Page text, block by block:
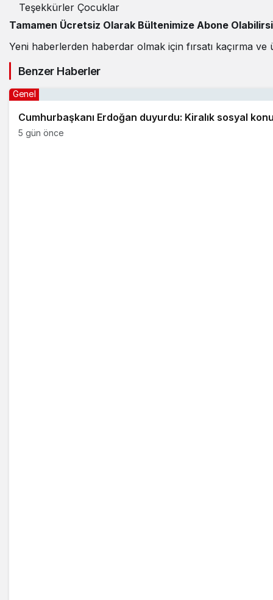
Teşekkürler Çocuklar
Tamamen Ücretsiz Olarak Bültenimize Abone
Yeni haberlerden haberdar olmak için fırsatı kaçırma
Benzer Haberler
Cumhurbaşkanı Erdoğan duyurdu: Kiralık sosyal
Genel
5 gün önce